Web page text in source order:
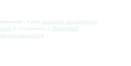
, я даю согласие на обработку
и соглашаюсь с Политикой